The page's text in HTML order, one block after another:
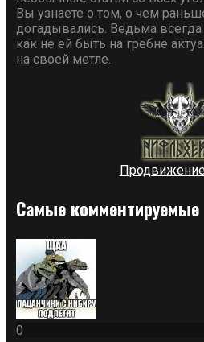
Вы узнаете о том, о чем
догадывались. Ведьма
как не ей быть на гребне
на своей метле.
Продвижение
Самые комментируемые
0